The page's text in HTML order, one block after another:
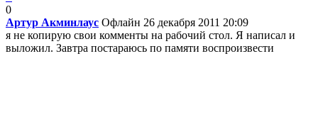
0
Артур Акминлаус Офлайн 26 декабря 2011 20:09
я не копирую свои комменты на рабочий стол. Я написал и
выложил. Завтра постараюсь по памяти воспроизвести